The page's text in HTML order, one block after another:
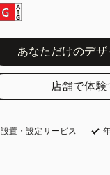
あなただけのデ
店舗で体験
設置・設定サービス